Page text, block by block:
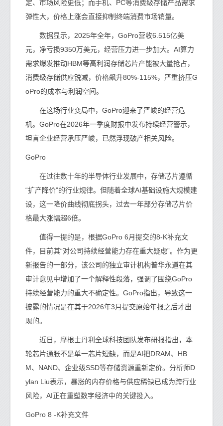
定、市场风险更低；而手机、PC等消费级存储产品需求
弹性大，价格上涨会直接抑制终端消费市场销量。
数据显示，2025年全年，GoPro营收6.515亿美
元，净亏损9350万美元，经营压力进一步加大。AI算力
需求爆发推动HBM等高利润存储芯片产能被大量抢占，
消费级存储供应锐减，价格飙升80%-115%，严重挤压G
oPro的成本与利润空间。
在这场行业变局中，GoPro迎来了严峻的经营危
机。GoPro在2026年一季度财报中发布持续经营警示，
坦言企业经营承压严峻，已然浮现破产相关风险。
GoPro
在过往数十年的半导体行业发展中，存储芯片遵循
“扩产降价”的行业规律。但随着全球AI基础设施大规模建
设，这一降价曲线彻底拐头，过去一年部分存储芯片价
格最大涨幅超6倍。
值得一提的是，根据GoPro 6月提交的8-K补充文
件，目前其“对公司持续经营能力存在重大疑虑”。作为更
新报告的一部分，该公司的独立审计机构普华永道在其
审计意见中增加了一个解释性段落，强调了围绕GoPro
持续经营能力的重大不确定性。GoPro指出，导致这一
披露的情况是在其于2026年3月提交原始年报之后才出
现的。
近日，摩根士丹利全球科技团队发布研报指出，本
轮芯片通胀不是单一芯片短缺，而是AI把DRAM、HB
M、NAND、企业级SSD等存储资源重新定价。分析师D
ylan Liu表示，暴涨的内存价格与供应稀缺已成为跨行业
风险，AI正在重塑数字经济中的关键投入。
GoPro 8 -K补充文件